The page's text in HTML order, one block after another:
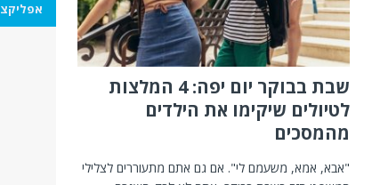
שבת בבוקר יום יפה: 4 המלצות
לטיולים שיקימו את הילדים
מהמסכים
"אבא, אמא, משעמם לי". אם גם אתם מתעוררים לצלילי